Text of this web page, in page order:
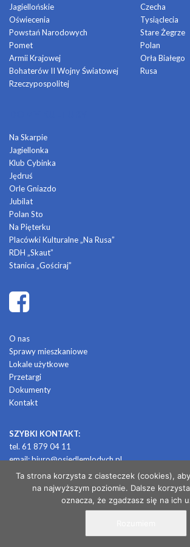
Jagiellońskie
Oświecenia
Powstań Narodowych
Pomet
Armii Krajowej
Bohaterów II Wojny Światowej
Rzeczypospolitej
Czecha
Tysiąclecia
Stare Żegrze
Polan
Orła Białego
Rusa
Na Skarpie
Jagiellonka
Klub Cybinka
Jędruś
Orle Gniazdo
Jubilat
Polan Sto
Na Pięterku
Placówki Kulturalne „Na Rusa”
RDH „Skaut”
Stanica „Gościraj”
O nas
Sprawy mieszkaniowe
Lokale użytkowe
Przetargi
Dokumenty
Kontakt
SZYBKI KONTAKT:
tel. 61 879 04 11
email:biuro@osiedlemlodych.pl
© 2026 OSIEDLE MŁODYCH
/ projekt i realizacja:
Ta strona korzysta z ciasteczek (cookies),
na najwyższym poziomie. Dalsze
oznacza, że zgadzasz się na ich